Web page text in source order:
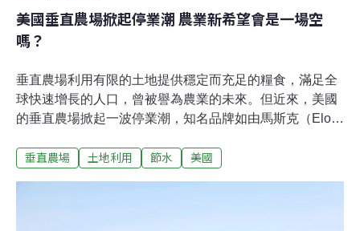
美國垂直農場掀起停業潮 農業新希望會是一場空
嗎？
垂直農場利用有限的土地提供穩定而充足的糧食，滿足全
球快速增長的人口，曾被譽為農業的未來。但近來，美國
的垂直農場掀起一波停業潮，知名品牌如由馬斯克（Elon
Planted Detroit，紛紛宣布停業或進行業務調整。美國備
垂直農場 土地利用 節水 美國